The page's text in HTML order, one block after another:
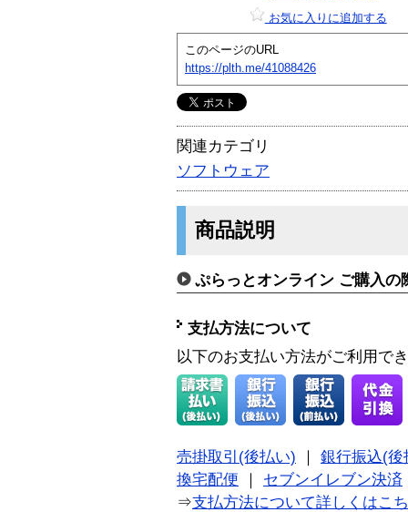
お気に入りに追加する
このページのURL
https://plth.me/41088426
関連カテゴリ
ソフトウェア
商品説明
ぷらっとオンライン ご購入の
支払方法について
以下のお支払い方法がご利用で
売掛取引(後払い)
銀行振込(後
換宅配便
セブンイレブン決済
⇒支払方法について詳しくはこ